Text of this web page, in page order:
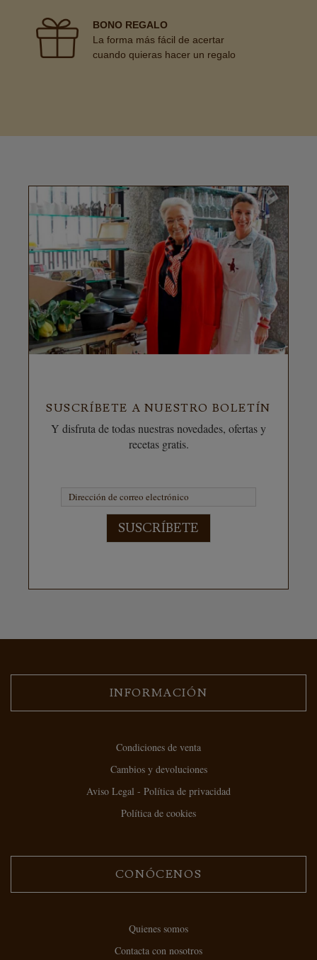
BONO REGALO
La forma más fácil de acertar
cuando quieras hacer un regalo
SUSCRÍBETE A NUESTRO BOLETÍN
Y disfruta de todas nuestras novedades, ofertas y
recetas gratis.
SUSCRÍBETE
INFORMACIÓN
Condiciones de venta
Cambios y devoluciones
Aviso Legal - Política de privacidad
Política de cookies
CONÓCENOS
Quienes somos
Contacta con nosotros